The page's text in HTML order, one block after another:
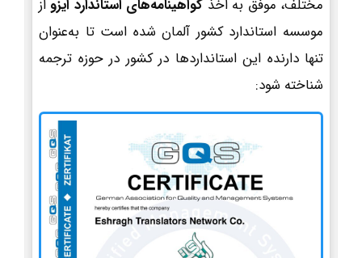
مختلف، موفق به اخذ گواهینامه‌های استاندارد ایزو از
موسسه استاندارد کشور آلمان شده است تا به‌عنوان
تنها دارنده این استانداردها در کشور در حوزه ترجمه
شناخته شود: